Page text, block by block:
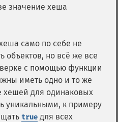
значение хеша
само по себе не
объектов, но всё же все
с помощью функции
иметь одно и то же
хешей для одинаковых
уникальными, к примеру
true для всех